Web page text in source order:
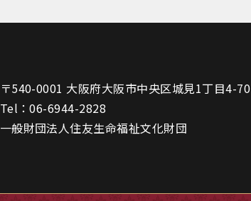
〒540-0001 大阪府大阪市中央区城見1丁目4-70
Tel：06-6944-2828
一般財団法人住友生命福祉文化財団